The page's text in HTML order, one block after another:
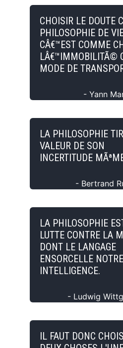
CHOISIR LE DOUTE
PHILOSOPHIE DE
CÂ€™EST COMME
LÂ€™IMMOBILITÃ©
MODE DE
- Yann
LA PHILOSOPHIE
VALEUR DE SON
INCERTITUDE
- Bertrand
LA PHILOSOPHIE
LUTTE CONTRE LA
DONT LE LANGAGE
ENSORCELLE NOTRE
INTELLIGENCE.
- Ludwig
IL FAUT DONC